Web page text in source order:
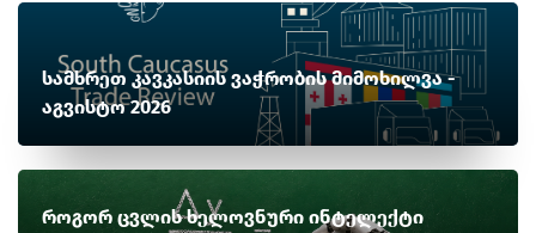
სამხრეთ კავკასიის ვაჭრობის მიმოხილვა -
აგვისტო 2026
როგორ ცვლის ხელოვნური ინტელექტი